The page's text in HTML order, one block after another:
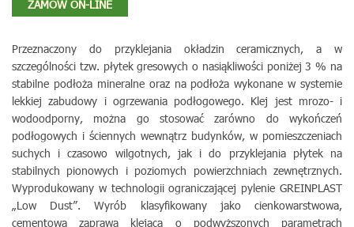
ZAMÓW ON-LINE
Przeznaczony do przyklejania okładzin ceramicznych, a w
szczególności tzw. płytek gresowych o nasiąkliwości poniżej 3 % na
stabilne podłoża mineralne oraz na podłoża wykonane w systemie
lekkiej zabudowy i ogrzewania podłogowego. Klej jest mrozo- i
wodoodporny, można go stosować zarówno do wykończeń
podłogowych i ściennych wewnątrz budynków, w pomieszczeniach
suchych i czasowo wilgotnych, jak i do przyklejania płytek na
stabilnych pionowych i poziomych powierzchniach zewnętrznych.
Wyprodukowany w technologii ograniczającej pylenie GREINPLAST
„Low Dust”. Wyrób klasyfikowany jako cienkowarstwowa,
cementowa zaprawa klejąca o podwyższonych parametrach